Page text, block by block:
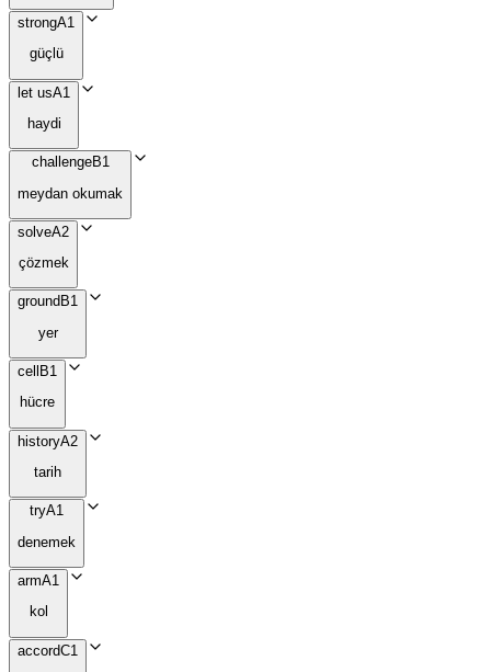
strongA1
güçlü
let usA1
haydi
challengeB1
meydan okumak
solveA2
çözmek
ground B1
yer
cell B1
hücre
historyA2
tarih
tryA1
denemek
armA1
kol
accordC1